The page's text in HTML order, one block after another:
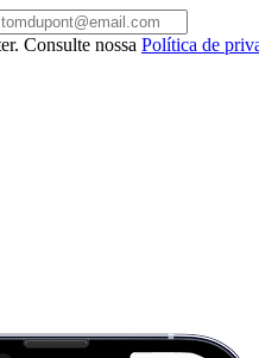
Consulte nossa Política de